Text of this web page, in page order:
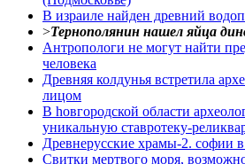
В израиле найден древний
>Тернополянин нашел яйца
Антропологи не могут найти
человека
Древняя колдунья встретила
лицом
В hовгородской области
уникальную ставротеку-
Древнерусские храмы-2. софии
Свитки мертвого моря,